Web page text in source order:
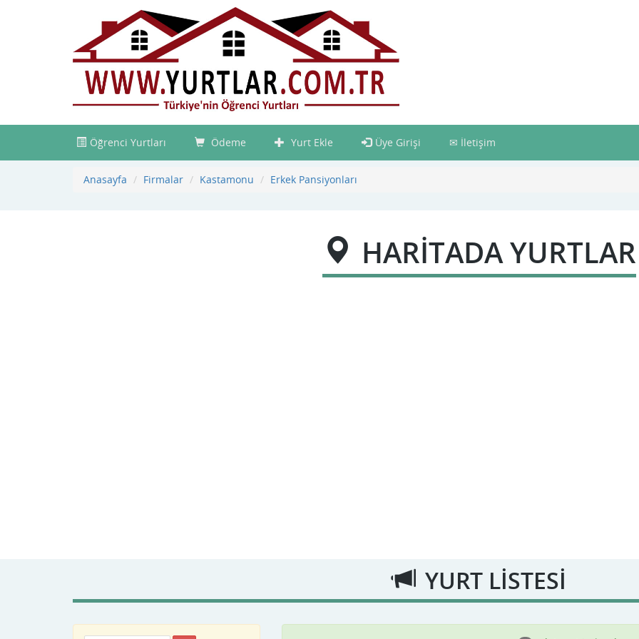
Öğrenci Yurtları Ödeme Yurt Ekle Üye Girişi İletişim
Anasayfa Firmalar Kastamonu Erkek Pansiyonları
HARİTADA YURTLAR
YURT LİSTESİ